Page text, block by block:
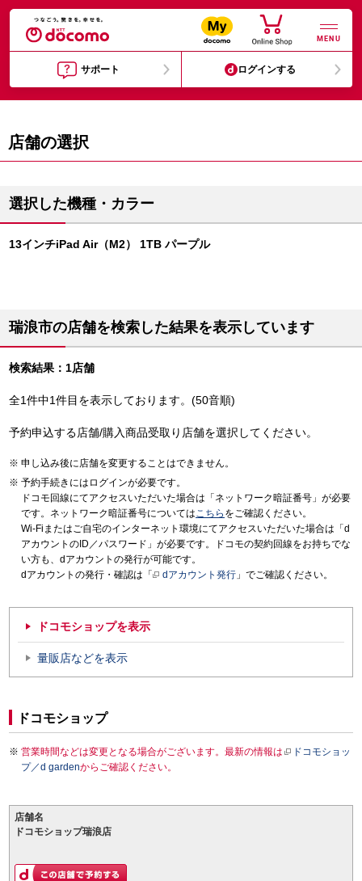
MENU
サポート ログインする
店舗の選択
選択した機種・カラー
13インチiPad Air（M2） 1TB パープル
瑞浪市の店舗を検索した結果を表示しています
検索結果：1店舗
全1件中1件目を表示しております。(50音順)
予約申込する店舗/購入商品受取り店舗を選択してください。
申し込み後に店舗を変更することはできません。
予約手続きにはログインが必要です。
ドコモ回線にてアクセスいただいた場合は「ネットワーク暗証番号」が必要
です。ネットワーク暗証番号についてはこちら をご確認ください。
Wi-Fiまたはご自宅のインターネット環境にてアクセスいただいた場合は「d
アカウントのID／パスワード」が必要です。ドコモの契約回線をお持ちでな
い方も、dアカウントの発行が可能です。
dアカウントの発行・確認は「
dアカウント発行 」でご確認ください。
ドコモショップを表示
量販店などを表示
ドコモショップ
営業時間などは変更となる場合がございます。最新の情報は
ドコモショッ
プ／d gardenからご確認ください。
店舗名
ドコモショップ瑞浪店